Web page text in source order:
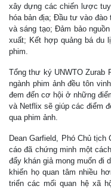
xây dựng các chiến lược
hóa bản địa; Đầu tư vào
và sáng tạo; Đảm bảo
xuất; Kết hợp quảng bá du
phim.
Tổng thư ký UNWTO Zurab
ngành phim ảnh đều tôn
đem đến cơ hội ở những
và Netflix sẽ giúp các điểm
qua phim ảnh.
Dean Garfield, Phó Chủ tịch
cáo đã chứng minh một
đẩy khán giả mong muốn đi
khiến họ quan tâm nhiều
triển các mối quan hệ xã